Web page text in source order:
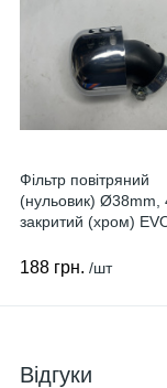
Фільтр повітряний
(нульовик) Ø38mm,
закритий (хром)
188 грн. /шт
Відгуки